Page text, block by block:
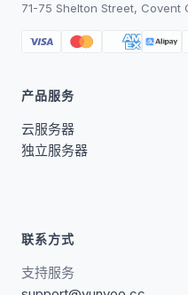
71-75 Shelton Street, Covent
产品服务
云服务器
独立服务器
联系方式
支持服务